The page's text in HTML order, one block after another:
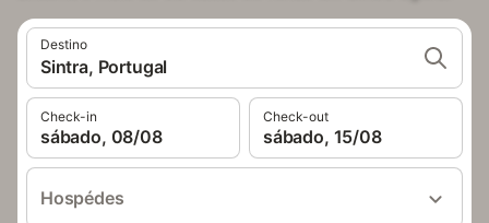
Destino
Sintra, Portugal
Check-in
sábado, 08/08
Check-out
sábado, 15/08
Hospédes